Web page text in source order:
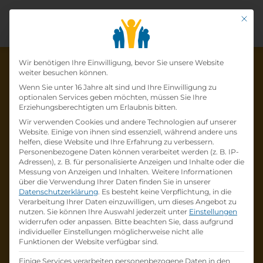
Die Lehrstelle wurde schon
besetzt!
Die LehrstelleLehrling im Einzelhandel
(m/w/d)beiH&M HENNES & MAURITZ
GesmbHist schonbesetzt.
Firmenprofil besuchen
Andere Lehrstelle suchen
Mit
Datenschutz-
Wir benötigen Ihre Einwilligung, bevor Sie unsere Website
weiter besuchen können.
Wenn Sie unter 16 Jahre alt sind und Ihre Einwilligung zu
optionalen Services geben möchten, müssen Sie Ihre
Erziehungsberechtigten um Erlaubnis bitten.
Wir verwenden Cookies und andere Technologien auf unserer
Website. Einige von ihnen sind essenziell, während andere uns
helfen, diese Website und Ihre Erfahrung zu verbessern.
Personenbezogene Daten können verarbeitet werden (z. B. IP-
Adressen), z. B. für personalisierte Anzeigen und Inhalte oder die
Messung von Anzeigen und Inhalten. Weitere Informationen
über die Verwendung Ihrer Daten finden Sie in unserer
Datenschutzerklärung. Es besteht keine Verpflichtung, in die
Verarbeitung Ihrer Daten einzuwilligen, um dieses Angebot zu
nutzen. Sie können Ihre Auswahl jederzeit unter Einstellungen
widerrufen oder anpassen. Bitte beachten Sie, dass aufgrund
individueller Einstellungen möglicherweise nicht alle
Funktionen der Website verfügbar sind.
Einige Services verarbeiten personenbezogene Daten in den